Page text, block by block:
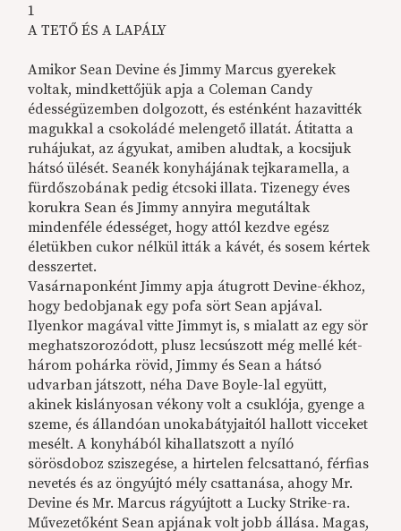
1
A TETŐ ÉS A LAPÁLY
Amikor Sean Devine és Jimmy Marcus gyerekek
voltak, mindkettőjük apja a Coleman Candy
édességüzemben dolgozott, és esténként hazavitték
magukkal a csokoládé melengető illatát. Átitatta a
ruhájukat, az ágyukat, amiben aludtak, a kocsijuk
hátsó ülését. Seanék konyhájának tejkaramella, a
fürdőszobának pedig étcsoki illata. Tizenegy éves
korukra Sean és Jimmy annyira megutáltak
mindenféle édességet, hogy attól kezdve egész
életükben cukor nélkül itták a kávét, és sosem kértek
desszertet.
Vasárnaponként Jimmy apja átugrott Devine-ékhoz,
hogy bedobjanak egy pofa sört Sean apjával.
Ilyenkor magával vitte Jimmyt is, s mialatt az egy sör
meghatszorozódott, plusz lecsúszott még mellé két-
három pohárka rövid, Jimmy és Sean a hátsó
udvarban játszott, néha Dave Boyle-lal együtt,
akinek kislányosan vékony volt a csuklója, gyenge a
szeme, és állandóan unokabátyjaitól hallott vicceket
mesélt. A konyhából kihallatszott a nyíló
sörösdoboz sziszegése, a hirtelen felcsattanó, férfias
nevetés és az öngyújtó mély csattanása, ahogy Mr.
Devine és Mr. Marcus rágyújtott a Lucky Strike-ra.
Művezetőként Sean apjának volt jobb állása. Magas,